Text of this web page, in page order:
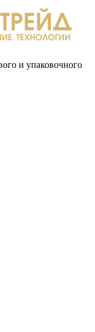
и упаковочного